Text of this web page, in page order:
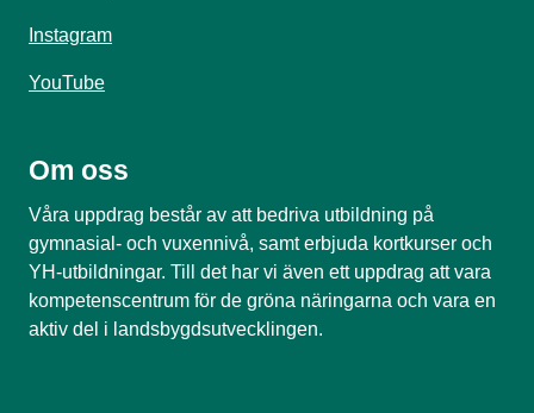
Instagram
YouTube
Om oss
Våra uppdrag består av att bedriva utbildning på
gymnasial- och vuxennivå, samt erbjuda kortkurser och
YH-utbildningar. Till det har vi även ett uppdrag att vara
kompetenscentrum för de gröna näringarna och vara en
aktiv del i landsbygdsutvecklingen.